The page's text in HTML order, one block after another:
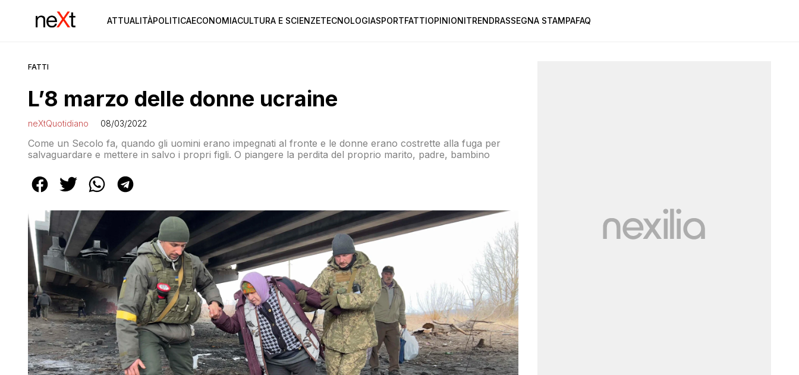
ATTUALITÀPOLITICAECONOMIACULTURA E SCIENZETECNOLOGIASPORTFATTIOPINIONITRENDRASSEGNA STAMPAFAQ
FATTI
L’8 marzo delle donne ucraine
neXtQuotidiano 08/03/2022
Come un Secolo fa, quando gli uomini erano impegnati al fronte e le donne erano costrette alla fuga per
salvaguardare e mettere in salvo i propri figli. O piangere la perdita del proprio marito, padre, bambino